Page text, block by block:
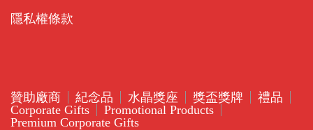
隱私權條款
贊助廠商 紀念品 水晶獎座 獎盃獎牌
禮品
Corporate Gifts
Promotional Products
Premium Corporate Gifts